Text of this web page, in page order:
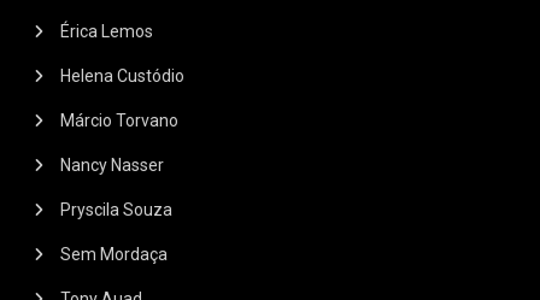
Érica Lemos
Helena Custódio
Márcio Torvano
Nancy Nasser
Pryscila Souza
Sem Mordaça